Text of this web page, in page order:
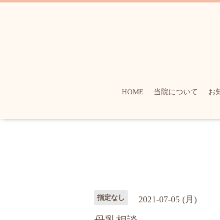
HOME 当院について お
指定なし 2021-07-05 (月)